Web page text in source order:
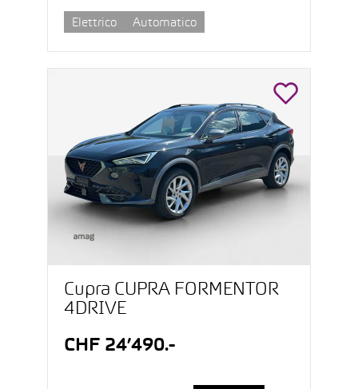
Elettrico Automatico
Cupra CUPRA FORMENTOR
4DRIVE
CHF 24’490.-